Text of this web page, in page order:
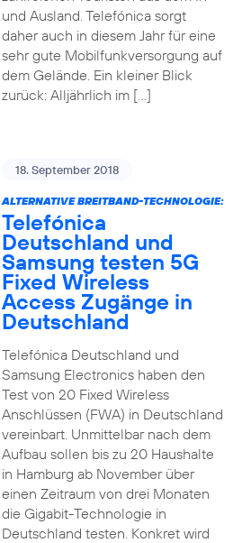
und Ausland. Telefónica sorgt
daher auch in diesem Jahr für eine
sehr gute Mobilfunkversorgung auf
dem Gelände. Ein kleiner Blick
zurück: Alljährlich im […]
18. September 2018
ALTERNATIVE BREITBAND-TECHNOLOGIE:
Telefónica
Deutschland und
Samsung testen 5G
Fixed Wireless
Access Zugänge in
Deutschland
Telefónica Deutschland und
Samsung Electronics haben den
Test von 20 Fixed Wireless
Anschlüssen (FWA) in Deutschland
vereinbart. Unmittelbar nach dem
Aufbau sollen bis zu 20 Haushalte
in Hamburg ab November über
einen Zeitraum von drei Monaten
die Gigabit-Technologie in
Deutschland testen. Konkret wird